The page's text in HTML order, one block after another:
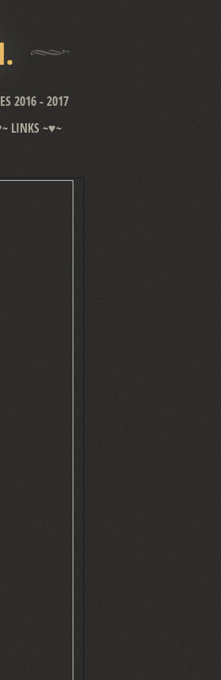
2016 - 2017
LINKS ~♥~